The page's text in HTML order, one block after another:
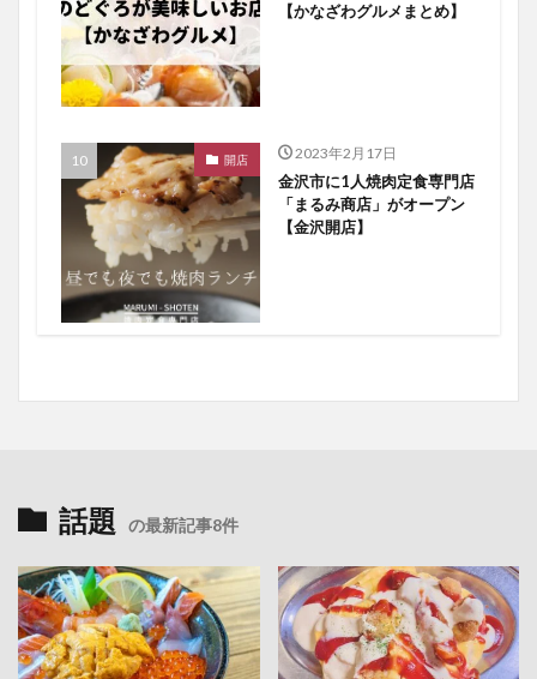
【かなざわグルメまとめ】
開店 2023年2月17日
金沢市に1人焼肉定食専門店
「まるみ商店」がオープン
【金沢開店】
話題 の最新記事8件